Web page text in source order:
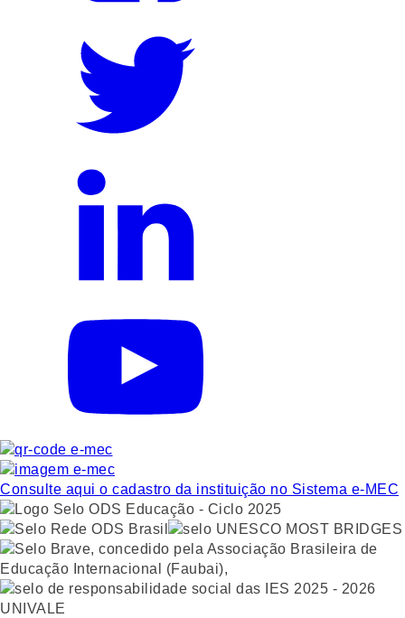
Consulte aqui o cadastro da instituição no Sistema e-MEC
UNIVALE